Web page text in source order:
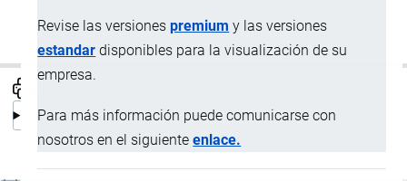
Revise las versionespremium y las versiones
estandar disponibles para la visualización de su
empresa.
Para más información puede comunicarse con
nosotros en el siguienteenlace.
IHC